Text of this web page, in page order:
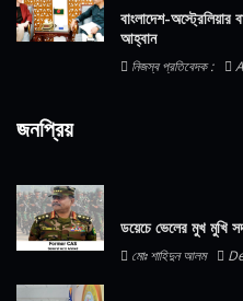
বাংলাদেশ-
আহ্বান
নিজস্ব প্রতিবেদক :
জনপ্রিয়
ডয়েচে ভেলের মুখ মুখি
মোঃ শাহিদুন আলম